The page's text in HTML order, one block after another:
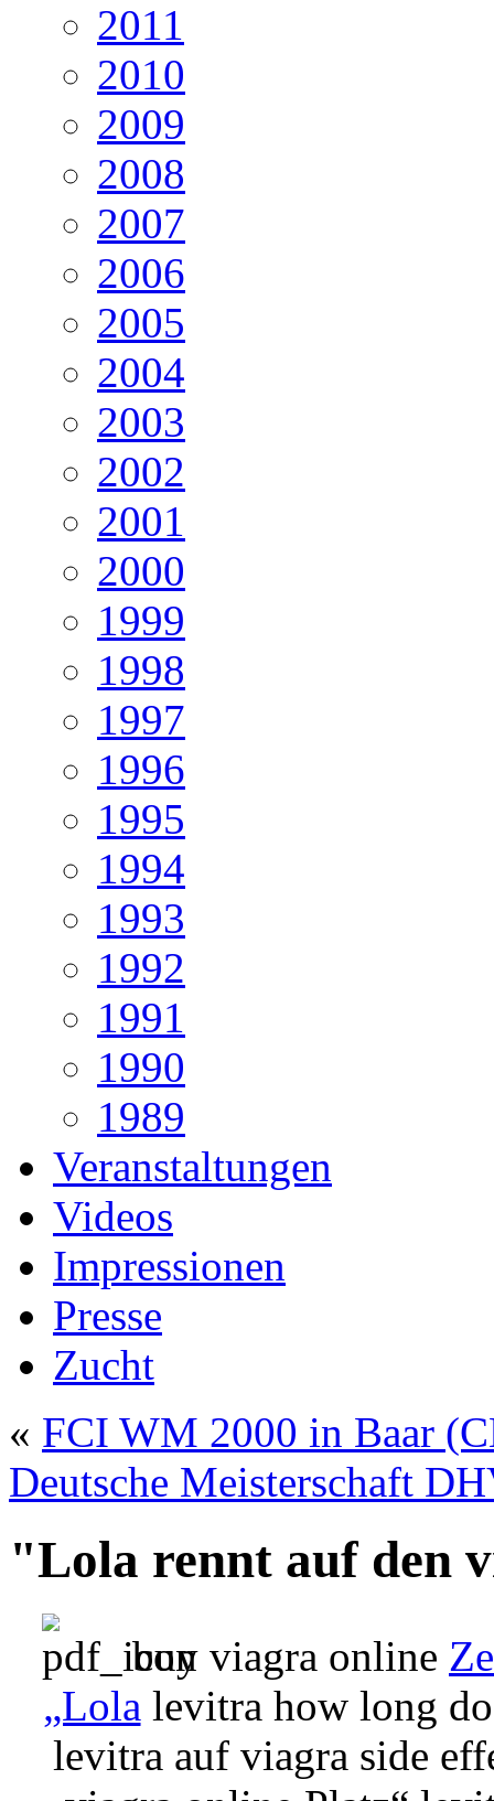
2011
2010
2009
2008
2007
2006
2005
2004
2003
2002
2001
2000
1999
1998
1997
1996
1995
1994
1993
1992
1991
1990
1989
Veranstaltungen
Videos
Impressionen
Presse
Zucht
« FCI WM 2000 in Baar
Deutsche Meisterschaft
"Lola rennt auf den
buy viagra online
„Lola levitra how long
levitra auf viagra side